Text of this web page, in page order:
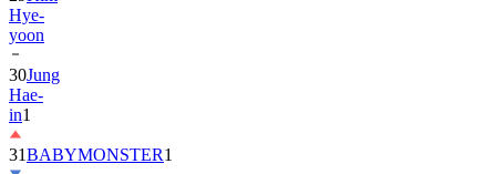
30Jung
Hae-
in1
31BABYMONSTER
322PM1